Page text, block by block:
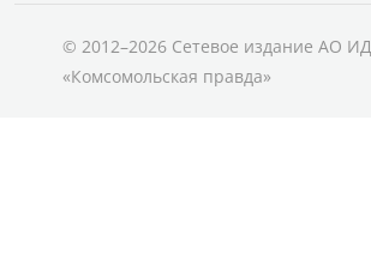
© 2012–2026 Сетевое издание АО ИД
«Комсомольская правда»